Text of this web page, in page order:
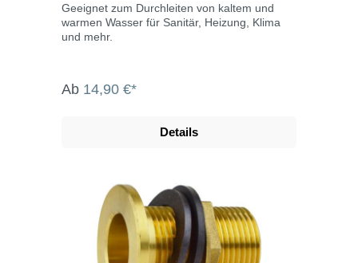
Geeignet zum Durchleiten von kaltem und
warmen Wasser für Sanitär, Heizung, Klima
und mehr.
Ab 14,90 €*
Details